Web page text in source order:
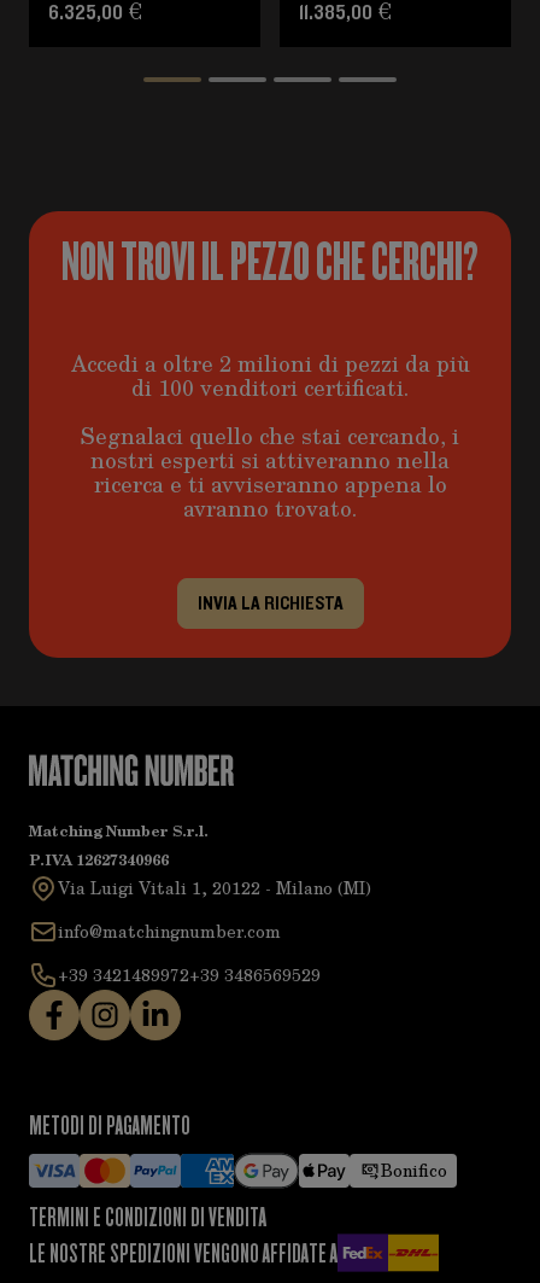
6.325,00 € 11.385,00 €
NON TROVI IL PEZZO CHE CERCHI?
Accedi a oltre 2 milioni di pezzi da più
di 100 venditori certificati.
Segnalaci quello che stai cercando, i
nostri esperti si attiveranno nella
ricerca e ti avviseranno appena lo
avranno trovato.
INVIA LA RICHIESTA
Matching Number S.r.l.
P.IVA 12627340966
Via Luigi Vitali 1, 20122 - Milano (MI)
info@matchingnumber.com
+39 3421489972+39 3486569529
METODI DI PAGAMENTO
Bonifico
TERMINI E CONDIZIONI DI VENDITA
LE NOSTRE SPEDIZIONI VENGONO AFFIDATE A